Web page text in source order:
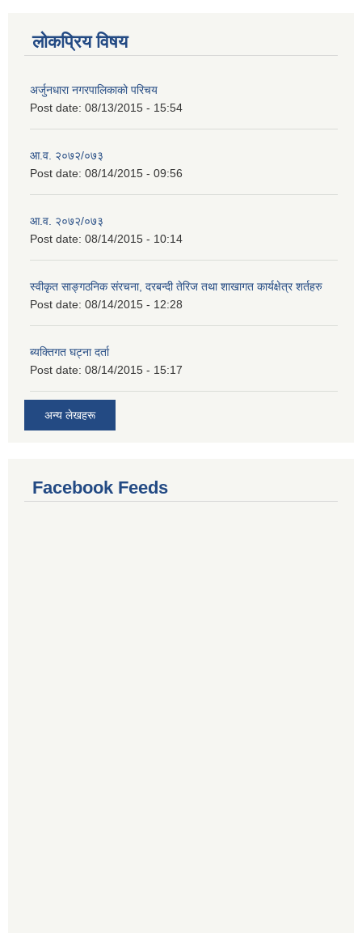
लोकप्रिय विषय
अर्जुनधारा नगरपालिकाको परिचय
Post date: 08/13/2015 - 15:54
आ.व. २०७२/०७३
Post date: 08/14/2015 - 09:56
आ.व. २०७२/०७३
Post date: 08/14/2015 - 10:14
स्वीकृत साङ्गठनिक संरचना, दरबन्दी तेरिज तथा शाखागत कार्यक्षेत्र शर्तहरु
Post date: 08/14/2015 - 12:28
ब्यक्तिगत घट्ना दर्ता
Post date: 08/14/2015 - 15:17
अन्य लेखहरू
Facebook Feeds